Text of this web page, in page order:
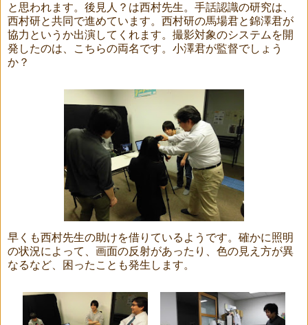
と思われます。後見人？は西村先生。手話認識の研究は、
西村研と共同で進めています。西村研の馬場君と錦澤君が
協力というか出演してくれます。撮影対象のシステムを開
発したのは、こちらの両名です。小澤君が監督でしょう
か？
早くも西村先生の助けを借りているようです。確かに照明
の状況によって、画面の反射があったり、色の見え方が異
なるなど、困ったことも発生します。